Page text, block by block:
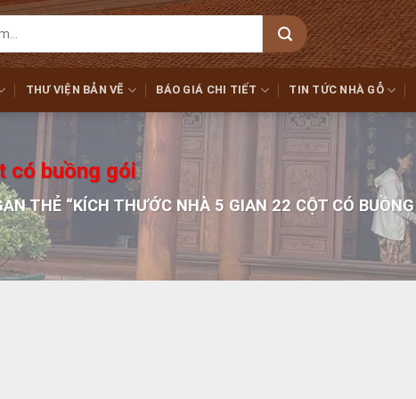
THƯ VIỆN BẢN VẼ BÁO GIÁ CHI TIẾT TIN TỨC NHÀ GỖ
có buồng gói
THẺ “KÍCH THƯỚC NHÀ 5 GIAN 22 CỘT CÓ BUỒNG